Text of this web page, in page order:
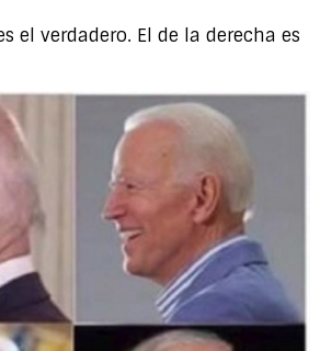
el verdadero. El de la derecha es